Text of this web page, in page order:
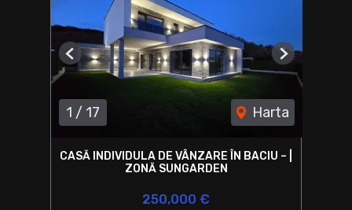
1 / 17 Harta
Previous Next
CASĂ INDIVIDULA DE VÂNZARE ÎN BACIU – |
ZONĂ SUNGARDEN
250,000 €